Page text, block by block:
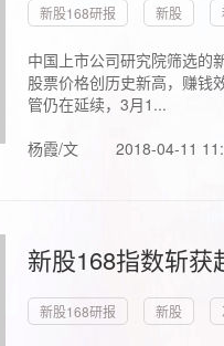
新股168研报 新股
中国上市公司研究院筛选的
股票价格创历史新高，赚钱
管仍在延续，3月1...
杨霞/文
2018-04-11
新股168指数斩
新股168研报 新股